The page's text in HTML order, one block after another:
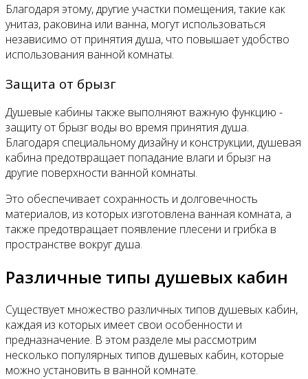
Благодаря этому, другие участки помещения, такие как
унитаз, раковина или ванна, могут использоваться
независимо от принятия душа, что повышает удобство
использования ванной комнаты.
Защита от брызг
Душевые кабины также выполняют важную функцию -
защиту от брызг воды во время принятия душа.
Благодаря специальному дизайну и конструкции, душевая
кабина предотвращает попадание влаги и брызг на
другие поверхности ванной комнаты.
Это обеспечивает сохранность и долговечность
материалов, из которых изготовлена ванная комната, а
также предотвращает появление плесени и грибка в
пространстве вокруг душа.
Различные типы душевых кабин
Существует множество различных типов душевых кабин,
каждая из которых имеет свои особенности и
предназначение. В этом разделе мы рассмотрим
несколько популярных типов душевых кабин, которые
можно установить в ванной комнате.